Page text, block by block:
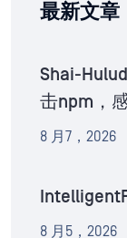
最新文章
Shai-
击npm，
8 月7，2026
8 月5，2026